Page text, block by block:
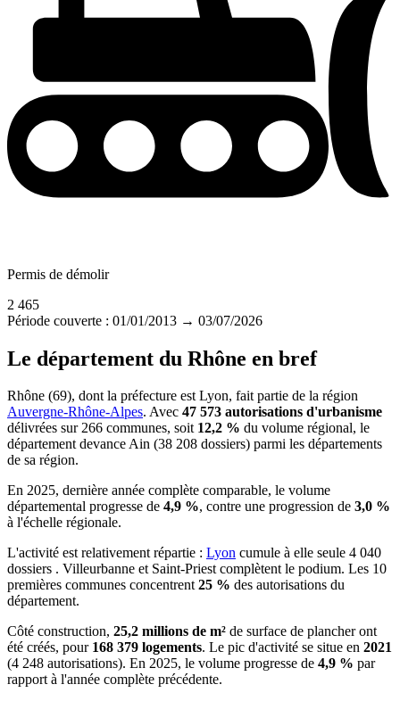
Permis de démolir
2 465
Période couverte : 01/01/2013 → 03/07/2026
Le département du Rhône en bref
Rhône (69), dont la préfecture est Lyon, fait partie de la région
Auvergne-Rhône-Alpes. Avec 47 573 autorisations d'urbanisme
délivrées sur 266 communes, soit 12,2 % du volume régional, le
département devance Ain (38 208 dossiers) parmi les départements
de sa région.
En 2025, dernière année complète comparable, le volume
départemental progresse de 4,9 %, contre une progression de 3,0 %
à l'échelle régionale.
L'activité est relativement répartie : Lyon cumule à elle seule 4 040
dossiers . Villeurbanne et Saint-Priest complètent le podium. Les 10
premières communes concentrent25 % des autorisations du
département.
Côté construction, 25,2 millions de m² de surface de plancher ont
été créés, pour 168 379 logements. Le pic d'activité se situe en 2021
(4 248 autorisations). En 2025, le volume progresse de 4,9 % par
rapport à l'année complète précédente.